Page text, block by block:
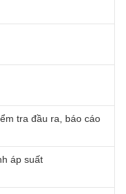
tra đầu ra, báo cáo
áp suất